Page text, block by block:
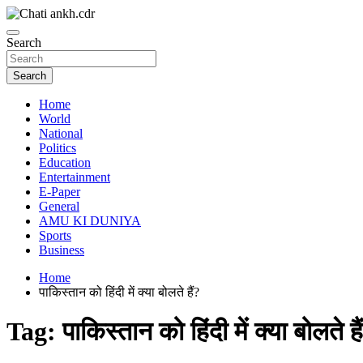
Skip
to
content
Chatiankh
News Paper
Search
Search
Home
World
National
Politics
Education
Entertainment
E-Paper
General
AMU KI DUNIYA
Sports
Business
Home
पाकिस्तान को हिंदी में क्या बोलते हैं?
Tag:पाकिस्तान को हिंदी में क्या बोलते